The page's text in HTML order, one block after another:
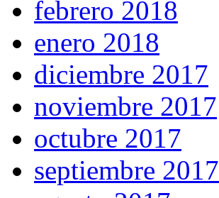
febrero 2018
enero 2018
diciembre 2017
noviembre 2017
octubre 2017
septiembre 2017